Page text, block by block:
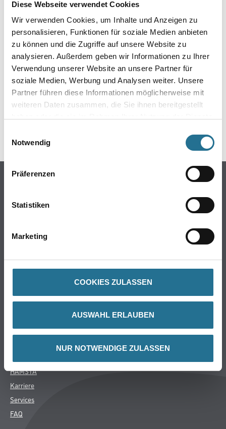
Diese Webseite verwendet Cookies
Wir verwenden Cookies, um Inhalte und Anzeigen zu
personalisieren, Funktionen für soziale Medien anbieten
zu können und die Zugriffe auf unsere Website zu
analysieren. Außerdem geben wir Informationen zu Ihrer
Verwendung unserer Website an unsere Partner für
soziale Medien, Werbung und Analysen weiter. Unsere
Partner führen diese Informationen möglicherweise mit
weiteren Daten zusammen, die Sie ihnen bereitgestellt
Notwendig
Präferenzen
Statistiken
Marketing
COOKIES ZULASSEN
AUSWAHL ERLAUBEN
NUR NOTWENDIGE ZULASSEN
- Lichtechtheit: größer oder gleich 7
- Wärmedurchlasswiderstand: 0,11 m²K/W
- weitere Eigenschaften siehe Reiter Spezifikationen
GEFAHRENHINWEISE
DATENBLÄTTER
Online-Shop
WDV-Systeme
Putze- und Spachtelmassen
Wand- & Deckenbeläge
Werkzeug & Maschinen
Verbrauchsmaterialien
HAMSTA
Karriere
Services
FAQ